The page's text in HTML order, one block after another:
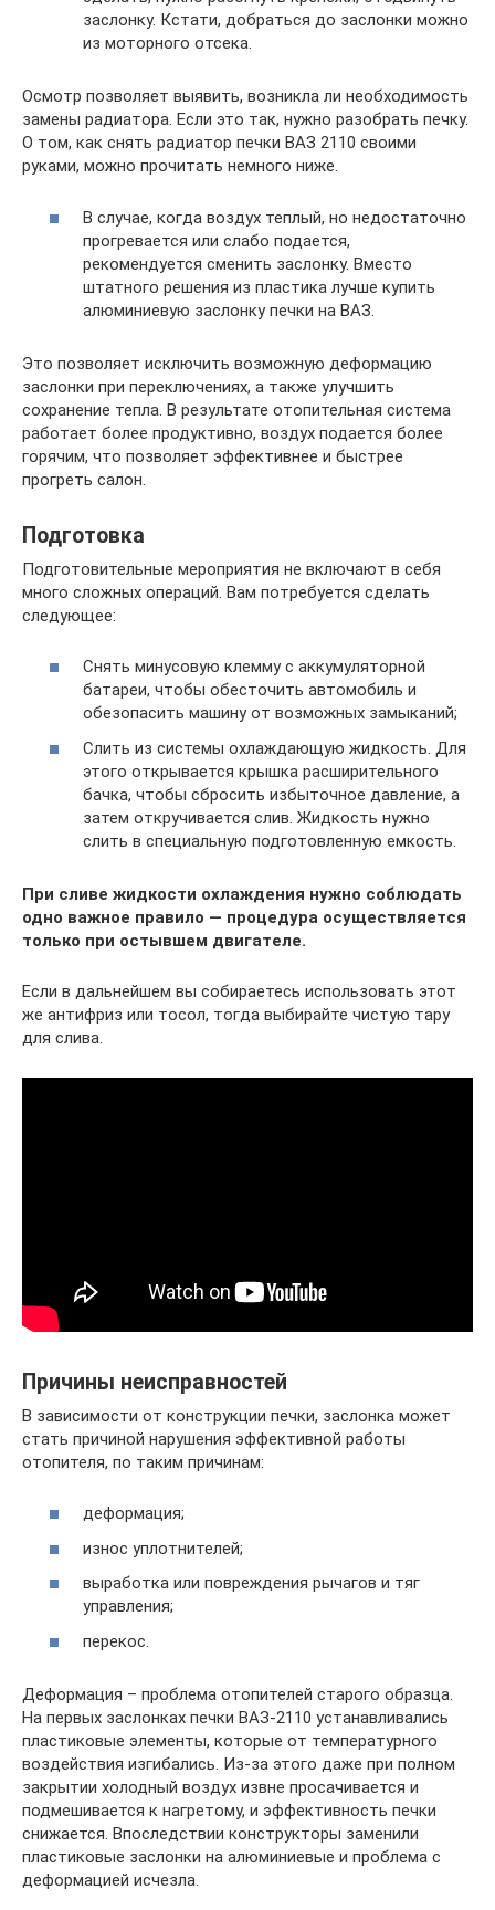
заслонку. Кстати, добраться до заслонки можно
из моторного отсека.
Осмотр позволяет выявить, возникла ли необходимость
замены радиатора. Если это так, нужно разобрать печку.
О том, как снять радиатор печки ВАЗ 2110 своими
руками, можно прочитать немного ниже.
В случае, когда воздух теплый, но недостаточно
прогревается или слабо подается,
рекомендуется сменить заслонку. Вместо
штатного решения из пластика лучше купить
алюминиевую заслонку печки на ВАЗ.
Это позволяет исключить возможную деформацию
заслонки при переключениях, а также улучшить
сохранение тепла. В результате отопительная система
работает более продуктивно, воздух подается более
горячим, что позволяет эффективнее и быстрее
прогреть салон.
Подготовка
Подготовительные мероприятия не включают в себя
много сложных операций. Вам потребуется сделать
следующее:
Снять минусовую клемму с аккумуляторной
батареи, чтобы обесточить автомобиль и
обезопасить машину от возможных замыканий;
Слить из системы охлаждающую жидкость. Для
этого открывается крышка расширительного
бачка, чтобы сбросить избыточное давление, а
затем откручивается слив. Жидкость нужно
слить в специальную подготовленную емкость.
При сливе жидкости охлаждения нужно соблюдать
одно важное правило — процедура осуществляется
только при остывшем двигателе.
Если в дальнейшем вы собираетесь использовать этот
же антифриз или тосол, тогда выбирайте чистую тару
для слива.
Причины неисправностей
В зависимости от конструкции печки, заслонка может
стать причиной нарушения эффективной работы
отопителя, по таким причинам:
деформация;
износ уплотнителей;
выработка или повреждения рычагов и тяг
управления;
перекос.
Деформация – проблема отопителей старого образца.
На первых заслонках печки ВАЗ-2110 устанавливались
пластиковые элементы, которые от температурного
воздействия изгибались. Из-за этого даже при полном
закрытии холодный воздух извне просачивается и
подмешивается к нагретому, и эффективность печки
снижается. Впоследствии конструкторы заменили
пластиковые заслонки на алюминиевые и проблема с
деформацией исчезла.